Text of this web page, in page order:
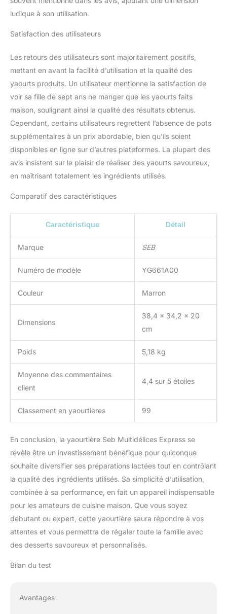
ludique à son utilisation.
Satisfaction des utilisateurs
Les retours des utilisateurs sont majoritairement positifs,
mettant en avant la facilité d’utilisation et la qualité des
yaourts produits. Un utilisateur mentionne la satisfaction de
voir sa fille de sept ans ne manger que les yaourts faits
maison, soulignant ainsi la qualité des résultats obtenus.
Cependant, certains utilisateurs regrettent l’absence de pots
supplémentaires à un prix abordable, bien qu’ils soient
disponibles en ligne sur d’autres plateformes. La plupart des
avis insistent sur le plaisir de réaliser des yaourts savoureux,
en maîtrisant totalement les ingrédients utilisés.
Comparatif des caractéristiques
Caractéristique Détail
Marque SEB
Numéro de modèle YG661A00
Couleur Marron
Dimensions
38,4 x 34,2 x 20
cm
Poids 5,18 kg
Moyenne des commentaires
client
4,4 sur 5 étoiles
Classement en yaourtières 99
En conclusion, la yaourtière Seb Multidélices Express se
révèle être un investissement bénéfique pour quiconque
souhaite diversifier ses préparations lactées tout en contrôlant
la qualité des ingrédients utilisés. Sa simplicité d’utilisation,
combinée à sa performance, en fait un appareil indispensable
pour les amateurs de cuisine maison. Que vous soyez
débutant ou expert, cette yaourtière saura répondre à vos
attentes et vous permettra de régaler toute la famille avec
des desserts savoureux et personnalisés.
Bilan du test
Avantages